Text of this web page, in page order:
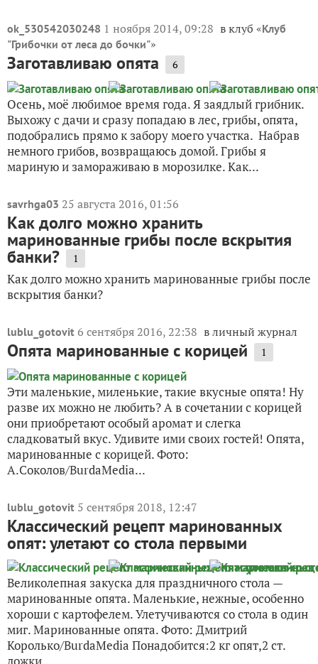
ok_530542030248 1 ноября 2014, 09:28 в клуб «Клуб
"Грибочки от леса до бочки"»
Заготавливаю опята 6
Осень, моё любимое время года. Я заядлый грибник.
Выхожу с дачи и сразу попадаю в лес, грибы, опята,
подобрались прямо к забору моего участка. Набрав
немного грибов, возвращаюсь домой. Грибы я
мариную и замораживаю в морозилке. Как...
savrhga03 25 августа 2016, 01:56
Как долго можно хранить
маринованные грибы после вскрытия
банки? 1
Как долго можно хранить маринованные грибы после
вскрытия банки?
lublu_gotovit 6 сентября 2016, 22:38 в личный журнал
Опята маринованные с корицей 1
Эти маленькие, миленькие, такие вкусные опята! Ну
разве их можно не любить? А в сочетании с корицей
они приобретают особый аромат и слегка
сладковатый вкус. Удивите ими своих гостей! Опята,
маринованные с корицей. Фото:
А.Соколов/BurdaMedia...
lublu_gotovit 5 сентября 2018, 12:47
Классический рецепт маринованных
опят: улетают со стола первыми
Великолепная закуска для праздничного стола —
маринованные опята. Маленькие, нежные, особенно
хороши с картофелем. Улетучиваются со стола в один
миг. Маринованные опята. Фото: Дмитрий
Королько/BurdaMedia Понадобится:2 кг опят,2 ст.
ложки...